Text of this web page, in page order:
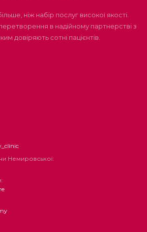
ніж набір послуг високої якості.
в надійному партнерстві з
довіряють сотні пацієнтів.
Немировської: